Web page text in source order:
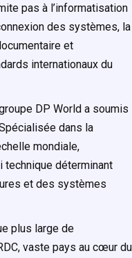
pas à l’informatisation
des systèmes, la
et
internationaux du
DP World a soumis
dans la
mondiale,
technique déterminant
et des systèmes
plus large de
vaste pays au cœur du